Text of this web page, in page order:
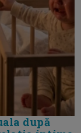
după